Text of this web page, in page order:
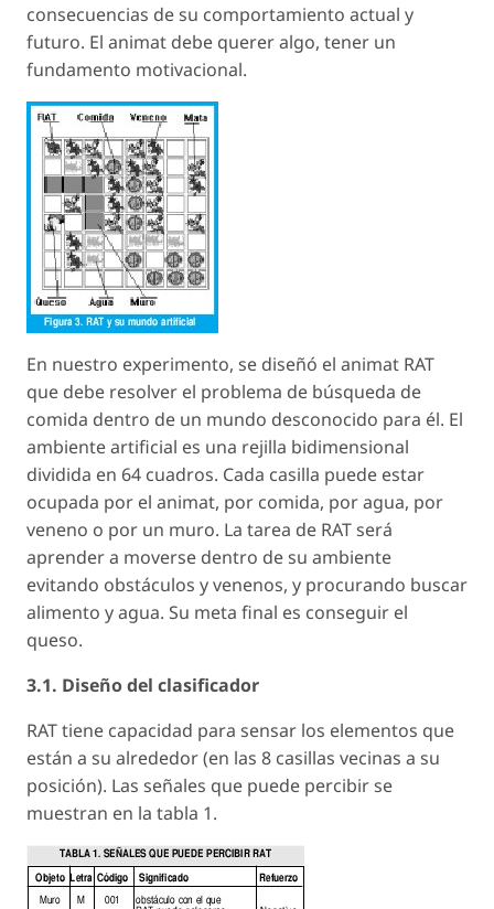
consecuencias de su comportamiento actual y
futuro. El animat debe querer algo, tener un
fundamento motivacional.
En nuestro experimento, se diseñó el animat RAT
que debe resolver el problema de búsqueda de
comida dentro de un mundo desconocido para él. El
ambiente artificial es una rejilla bidimensional
dividida en 64 cuadros. Cada casilla puede estar
ocupada por el animat, por comida, por agua, por
veneno o por un muro. La tarea de RAT será
aprender a moverse dentro de su ambiente
evitando obstáculos y venenos, y procurando buscar
alimento y agua. Su meta final es conseguir el
queso.
3.1. Diseño del clasificador
RAT tiene capacidad para sensar los elementos que
están a su alrededor (en las 8 casillas vecinas a su
posición). Las señales que puede percibir se
muestran en la tabla 1.